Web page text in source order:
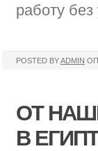
работу
POSTED BYADMIN
ОТ
В